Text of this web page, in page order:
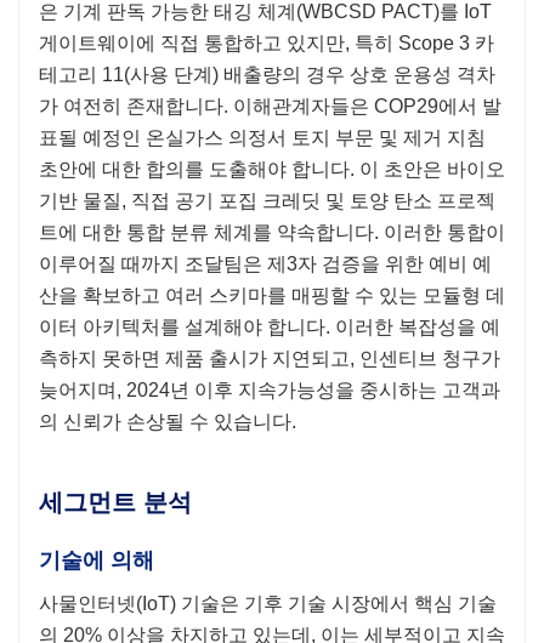
은 기계 판독 가능한 태깅 체계(WBCSD PACT)를 IoT
게이트웨이에 직접 통합하고 있지만, 특히 Scope 3 카
테고리 11(사용 단계) 배출량의 경우 상호 운용성 격차
가 여전히 존재합니다. 이해관계자들은 COP29에서 발
표될 예정인 온실가스 의정서 토지 부문 및 제거 지침
초안에 대한 합의를 도출해야 합니다. 이 초안은 바이오
기반 물질, 직접 공기 포집 크레딧 및 토양 탄소 프로젝
트에 대한 통합 분류 체계를 약속합니다. 이러한 통합이
이루어질 때까지 조달팀은 제3자 검증을 위한 예비 예
산을 확보하고 여러 스키마를 매핑할 수 있는 모듈형 데
이터 아키텍처를 설계해야 합니다. 이러한 복잡성을 예
측하지 못하면 제품 출시가 지연되고, 인센티브 청구가
늦어지며, 2024년 이후 지속가능성을 중시하는 고객과
의 신뢰가 손상될 수 있습니다.
세그먼트 분석
기술에 의해
사물인터넷(IoT) 기술은 기후 기술 시장에서 핵심 기술
의 20% 이상을 차지하고 있는데, 이는 세부적이고 지속